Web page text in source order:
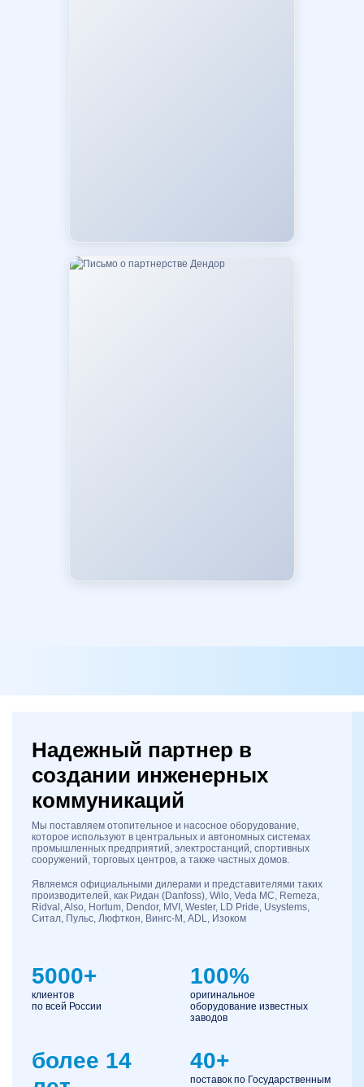
Надежный партнер в
создании инженерных
коммуникаций
Мы поставляем отопительное и насосное оборудование,
которое используют в центральных и автономных системах
промышленных предприятий, электростанций, спортивных
сооружений, торговых центров, а также частных домов.
Являемся официальными дилерами и представителями таких
производителей, как Ридан (Danfoss), Wilo, Veda MC, Remeza,
Ridval, Also, Hortum, Dendor, MVI, Wester, LD Pride, Usystems,
Ситал, Пульс, Люфткон, Вингс-М, ADL, Изоком
5000+
клиентов
по всей России
100%
оригинальное
оборудование известных
заводов
более 14
40+
поставок по Государственным